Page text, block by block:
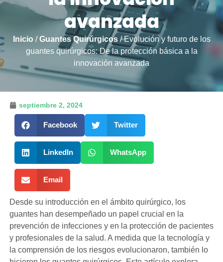
avanzada
Inicio/Guantes Quirúrgicos/ Evolución y futuro de los
guantes quirúrgicos: De la protección básica a la
innovación avanzada
Facebook Twitter
LinkedIn WhatsApp
Email
Desde su introducción en el ámbito quirúrgico, los
guantes han desempeñado un papel crucial en la
prevención de infecciones y en la protección de pacientes
y profesionales de la salud. A medida que la tecnología y
la comprensión de los riesgos evolucionaron, también lo
septiembre 2, 2024